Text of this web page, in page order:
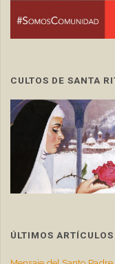
CULTOS DE SANTA
ÚLTIMOS ARTÍCULOS